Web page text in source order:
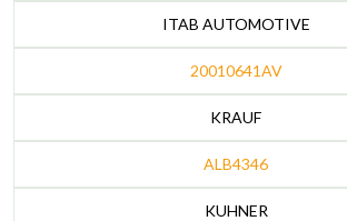
ITAB AUTOMOTIVE
20010641AV
KRAUF
ALB4346
KUHNER